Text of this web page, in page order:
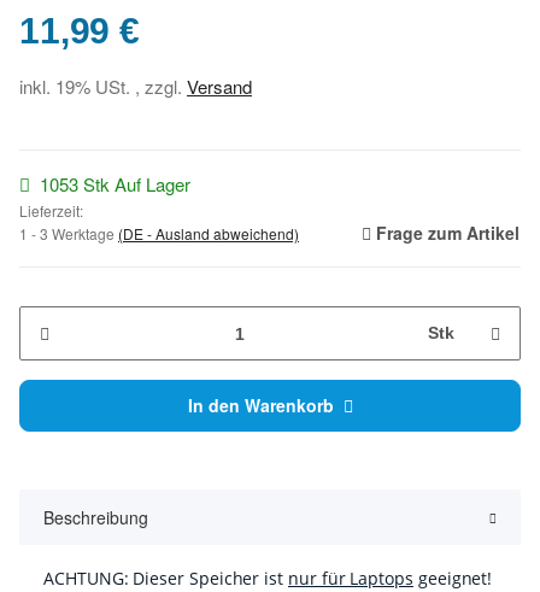
11,99 €
inkl. 19% USt. , zzgl. Versand
1053 Stk Auf Lager
Lieferzeit:
1 - 3 Werktage (DE - Ausland abweichend) Frage zum Artikel
Stk
In den Warenkorb
Beschreibung
ACHTUNG: Dieser Speicher ist nur für Laptops geeignet!